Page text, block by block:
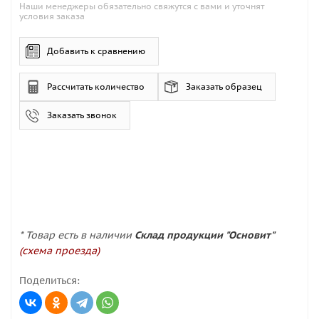
Наши менеджеры обязательно свяжутся с вами и уточнят
условия заказа
Добавить к сравнению
Рассчитать количество Заказать образец
Заказать звонок
* Товар есть в наличии Склад продукции "Основит"
(схема проезда)
Поделиться: